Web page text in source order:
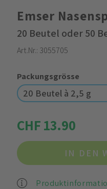
Emser
20 Beutel oder 50
Art.Nr.: 3055705
Packungsgrösse
20 Beutel à 2,5 g
CHF 13.90
IN DEN